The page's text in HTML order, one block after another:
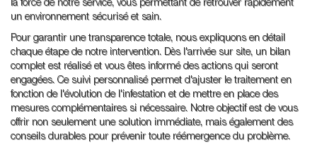
la force de notre service, vous permettant de retrouver rapidement
un environnement sécurisé et sain.
Pour garantir une transparence totale, nous expliquons en détail
chaque étape de notre intervention. Dès l'arrivée sur site, un bilan
complet est réalisé et vous êtes informé des actions qui seront
engagées. Ce suivi personnalisé permet d'ajuster le traitement en
fonction de l'évolution de l'infestation et de mettre en place des
mesures complémentaires si nécessaire. Notre objectif est de vous
offrir non seulement une solution immédiate, mais également des
conseils durables pour prévenir toute réémergence du problème.